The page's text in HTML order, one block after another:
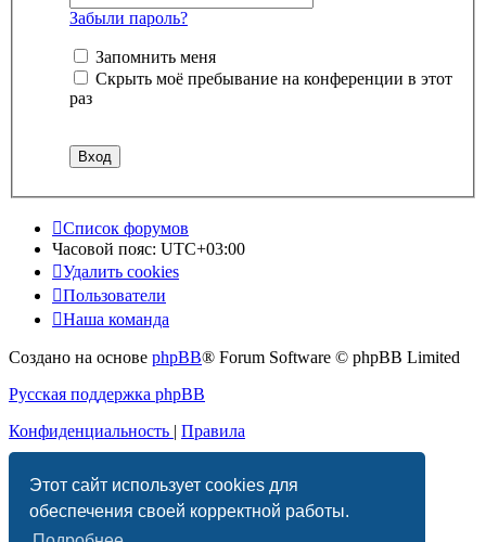
Этот сайт использует cookies для
обеспечения своей корректной работы.
Забыли пароль?
Запомнить меня
Скрыть моё пребывание на конференции в этот
раз
Список форумов
Часовой пояс: UTC+03:00
Удалить cookies
Пользователи
Наша команда
Создано на основе phpBB® Forum Software © phpBB Limited
Русская поддержка phpBB
Конфиденциальность | Правила